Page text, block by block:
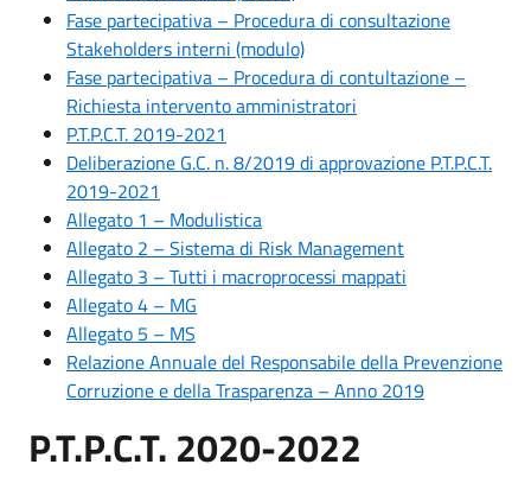
Fase partecipativa – Procedura di consultazione
Stakeholders interni (modulo)
Fase partecipativa – Procedura di contultazione –
Richiesta intervento amministratori
P.T.P.C.T. 2019-2021
Deliberazione G.C. n. 8/2019 di approvazione P.T.P.C.T.
2019-2021
Allegato 1 – Modulistica
Allegato 2 – Sistema di Risk Management
Allegato 3 – Tutti i macroprocessi mappati
Allegato 4 – MG
Allegato 5 – MS
Relazione Annuale del Responsabile della Prevenzione
Corruzione e della Trasparenza – Anno 2019
P.T.P.C.T. 2020-2022